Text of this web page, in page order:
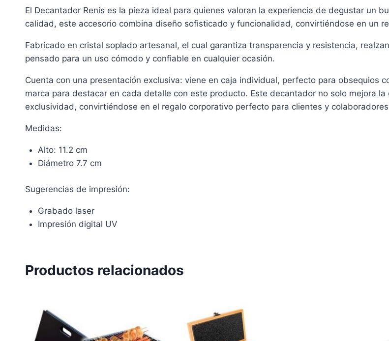
El Decantador Renis es la pieza ideal para quienes valoran la experiencia de degustar un
calidad, este accesorio combina diseño sofisticado y funcionalidad, convirtiéndose en un
Fabricado en cristal soplado artesanal, el cual garantiza transparencia y resistencia,
pensado para un uso cómodo y confiable en cualquier ocasión.
Cuenta con una presentación exclusiva: viene en caja individual, perfecto para obsequios
marca para destacar en cada detalle con este producto. Este decantador no solo mejora
exclusividad, convirtiéndose en el regalo corporativo perfecto para clientes y
Medidas:
Alto: 11.2 cm
Diámetro 7.7 cm
Sugerencias de impresión:
Grabado laser
Impresión digital UV
Productos relacionados